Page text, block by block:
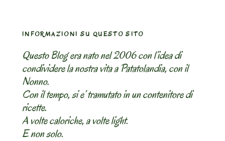
INFORMAZIONI SU QUESTO SITO
Questo Blog era nato nel 2006 con l’idea di
condividere la nostra vita a Patatolandia, con il
Nonno.
Con il tempo, si e’ tramutato in un contenitore di
ricette.
A volte caloriche, a volte light.
E non solo.